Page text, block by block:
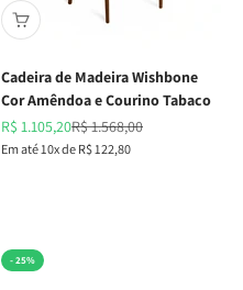
Cadeira de Madeira Wishbone
Cor Amêndoa e Courino Tabaco
Preço promocional
R$ 1.105,20Preço normal
R$ 1.568,00
Em até 10x de R$ 122,80
- 25%